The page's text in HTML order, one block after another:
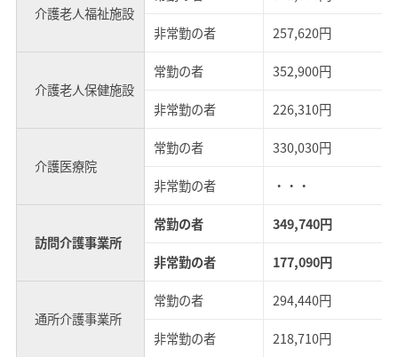
介護老人福祉施設
非常勤の者
257,620円
介護老人保健施設
常勤の者
352,900円
非常勤の者
226,310円
介護医療院
常勤の者
330,030円
非常勤の者
・・・
訪問介護事業所
常勤の者
349,740円
非常勤の者
177,090円
通所介護事業所
常勤の者
294,440円
非常勤の者
218,710円